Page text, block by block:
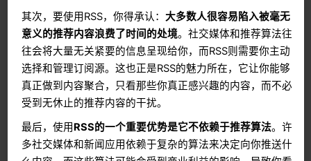
其次，要使用RSS，你得承认： 大多数人很容易陷入被毫无
意义的推荐内容浪费了时间的处境。社交媒体和推荐算法往
往会将大量无关紧要的信息呈现给你，而RSS则需要你主动
选择和管理订阅源。这也正是RSS的魅力所在，它让你能够
真正做到内容聚合，只看那些你真正感兴趣的内容，而不必
受到无休止的推荐内容的干扰。
最后，使用 RSS的一个重要优势是它不依赖于推荐算法。许
多社交媒体和新闻应用依赖于复杂的算法来决定向你推送什